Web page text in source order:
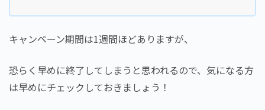
キャンペーン期間は1週間ほどありますが、
恐らく早めに終了してしまうと思われるので、気になる方
は早めにチェックしておきましょう！